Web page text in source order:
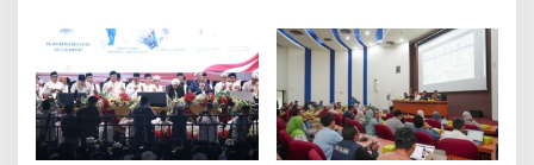
Reguler Segera Hadir
Melalui LMS
Pihak Kepolisian